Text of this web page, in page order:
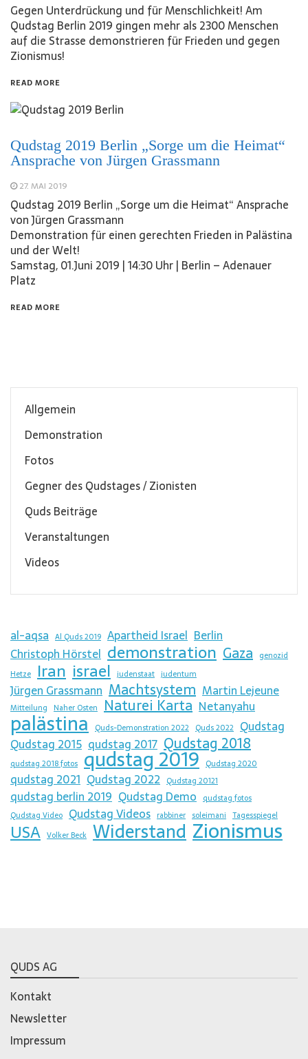
Gegen Unterdrückung und für Menschlichkeit! Am
Qudstag Berlin 2019 gingen mehr als 2300 Menschen
auf die Strasse demonstrieren für Frieden und gegen
Zionismus!
READ MORE
Qudstag 2019 Berlin „Sorge um die Heimat“
Ansprache von Jürgen Grassmann
27. MAI 2019
Qudstag 2019 Berlin „Sorge um die Heimat“ Ansprache
von Jürgen Grassmann
Demonstration für einen gerechten Frieden in Palästina
und der Welt!
Samstag, 01.Juni 2019 | 14:30 Uhr | Berlin – Adenauer
Platz
READ MORE
Allgemein
Demonstration
Fotos
Gegner des Qudstages / Zionisten
Quds Beiträge
Veranstaltungen
Videos
al-aqsa Al Quds 2019 Apartheid Israel Berlin
Christoph Hörstel demonstration Gaza genozid
Hetze Iran israel judenstaat judentum
Jürgen Grassmann Machtsystem Martin Lejeune
Mitteilung Naher Osten Naturei Karta Netanyahu
palästina Quds-Demonstration 2022 Quds 2022
Qudstag
Qudstag 2015 qudstag 2017 Qudstag 2018
qudstag 2018 fotos qudstag 2019 Qudstag 2020
qudstag 2021 Qudstag 2022 Qudstag 20121
qudstag berlin 2019 Qudstag Demo
qudstag fotos
Qudstag Video Qudstag Videos rabbiner soleimani Tagesspiegel
USA Volker Beck Widerstand Zionismus
QUDS AG
Kontakt
Newsletter
Impressum